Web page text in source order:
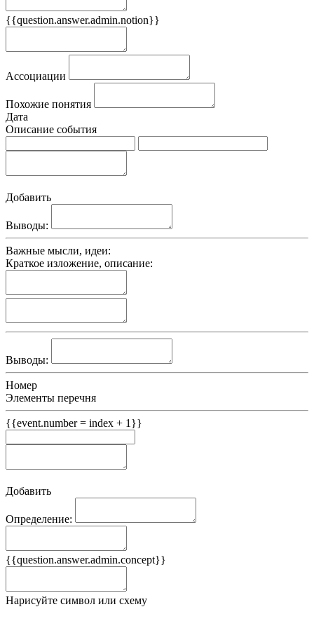
{{question.answer.admin.notion}}
Ассоциации
Похожие понятия
Дата
Описание события
Добавить
Выводы:
Важные мысли, идеи:
Краткое изложение, описание:
Выводы:
Номер
Элементы перечня
{{event.number = index + 1}}
Добавить
Определение:
{{question.answer.admin.concept}}
Нарисуйте символ или схему